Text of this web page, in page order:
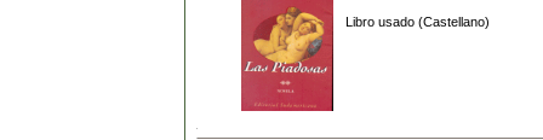
Libro usado (Castellano)